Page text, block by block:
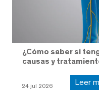
¿Cómo saber si
causas y
24 jul 2026 Leer